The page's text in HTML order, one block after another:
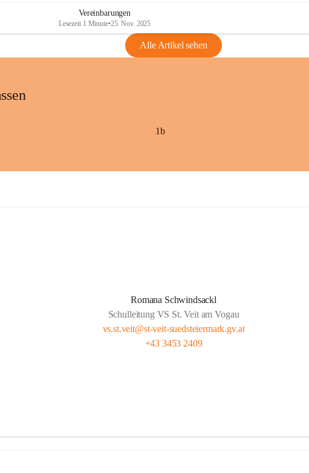
Vereinbarungen
Lesezeit 1 Minute•25. Nov. 2025
Alle Artikel sehen
1b
Romana Schwindsackl
Schulleitung VS St. Veit am Vogau
vs.st.veit@st-veit-suedsteiermark.gv.at
+43 3453 2409